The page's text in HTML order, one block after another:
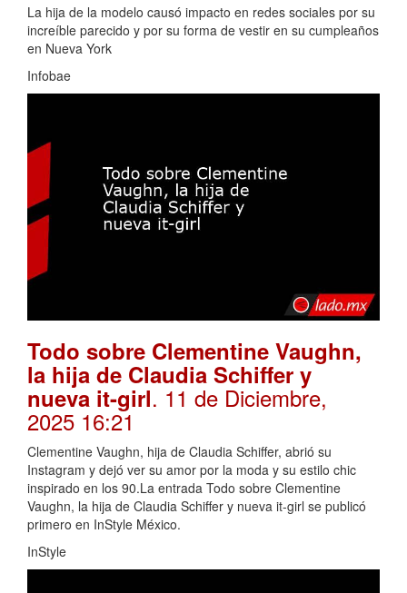
La hija de la modelo causó impacto en redes sociales por su
increíble parecido y por su forma de vestir en su cumpleaños
en Nueva York
Infobae
Todo sobre Clementine Vaughn,
la hija de Claudia Schiffer y
nueva it-girl. 11 de Diciembre,
2025 16:21
Clementine Vaughn, hija de Claudia Schiffer, abrió su
Instagram y dejó ver su amor por la moda y su estilo chic
inspirado en los 90.La entrada Todo sobre Clementine
Vaughn, la hija de Claudia Schiffer y nueva it-girl se publicó
primero en InStyle México.
InStyle